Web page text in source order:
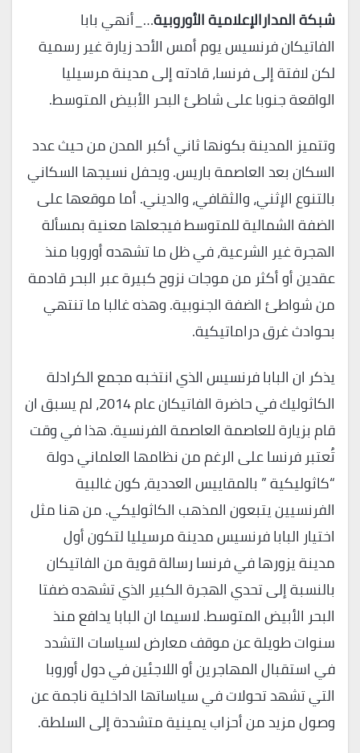
شبكة المدارالإعلامية الأوروبية…_أنهي بابا
الفاتيكان فرنسيس يوم أمس الأحد زيارة غير رسمية
لكن لافتة إلى فرنسا، قادته إلى مدينة مرسيليا
الواقعة جنوبا على شاطئ البحر الأبيض المتوسط.
وتتميز المدينة بكونها ثاني أكبر المدن من حيث عدد
السكان بعد العاصمة باريس. ويحفل نسيجها السكاني
بالتنوع الإثني، والثقافي، والديني. أما موقعها على
الضفة الشمالية للمتوسط فيجعلها معنية بمسألة
الهجرة غير الشرعية، في ظل ما تشهده أوروبا منذ
عقدين أو أكثر من موجات نزوح كبيرة عبر البحر قادمة
من شواطئ الضفة الجنوبية. وهذه غالبا ما تنتهي
بحوادث غرق دراماتيكية.
يذكر ان البابا فرنسيس الذي انتخبه مجمع الكرادلة
الكاثوليك في حاضرة الفاتيكان عام 2014، لم يسبق ان
قام بزيارة للعاصمة العاصمة الفرنسية. هذا في وقت
تُعتبر فرنسا على الرغم من نظامها العلماني دولة
“كاثوليكية ” بالمقاييس العددية، كون غالبية
الفرنسيين يتبعون المذهب الكاثوليكي. من هنا مثل
اختيار البابا فرنسيس مدينة مرسيليا لتكون أول
مدينة يزورها في فرنسا رسالة قوية من الفاتيكان
بالنسبة إلى تحدي الهجرة الكبير الذي تشهده ضفتا
البحر الأبيض المتوسط. لاسيما ان البابا يدافع منذ
سنوات طويلة عن موقف معارض لسياسات التشدد
في استقبال المهاجرين أو اللاجئين في دول أوروبا
التي تشهد تحولات في سياساتها الداخلية ناجمة عن
وصول مزيد من أحزاب يمينية متشددة إلى السلطة.